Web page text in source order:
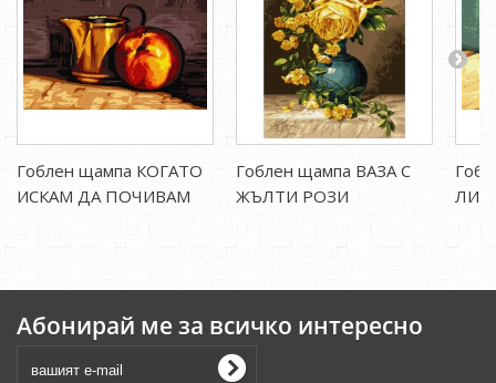
Гоблен щампа КОГАТО
ИСКАМ ДА ПОЧИВАМ
Гоблен щампа ВАЗА С
ЖЪЛТИ РОЗИ
Абонирай ме за всичко интересно